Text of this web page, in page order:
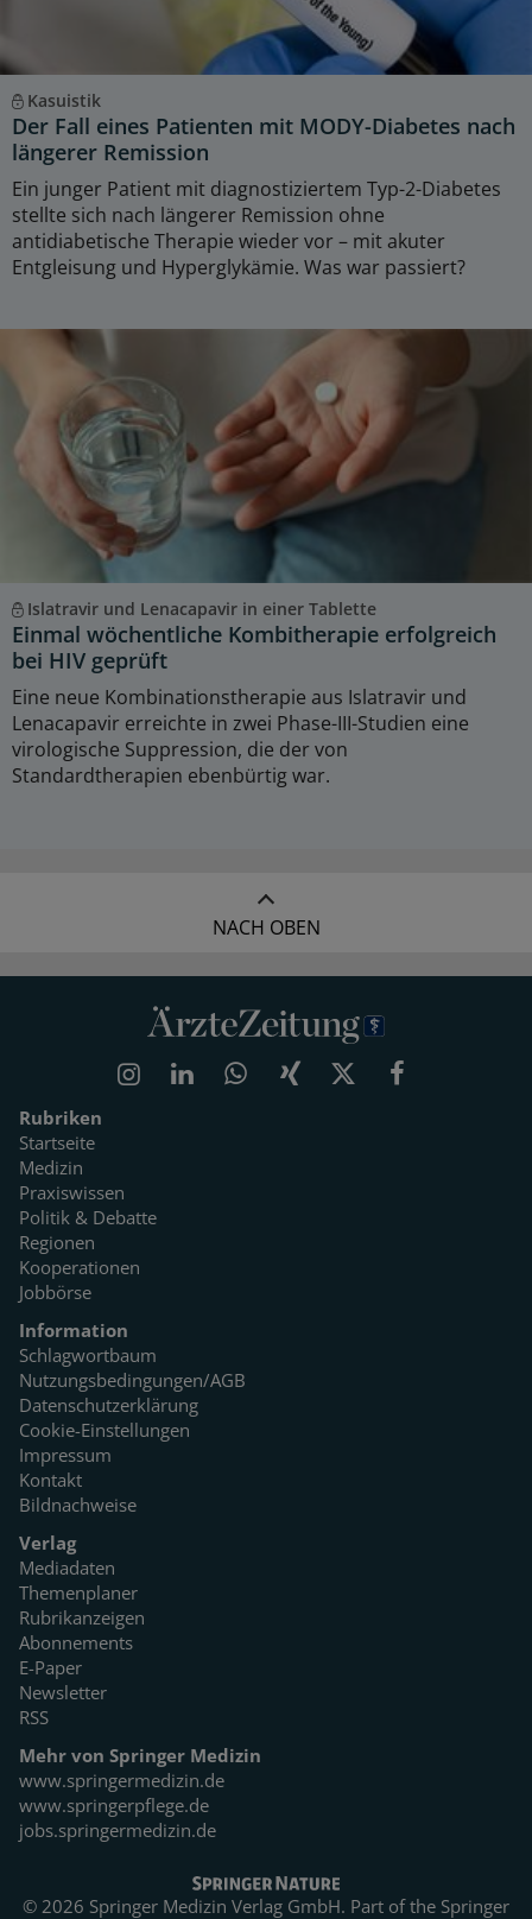
Kasuistik
Der Fall eines Patienten mit MODY-Diabetes nach
längerer Remission
Ein junger Patient mit diagnostiziertem Typ-2-Diabetes
stellte sich nach längerer Remission ohne
antidiabetische Therapie wieder vor – mit akuter
Entgleisung und Hyperglykämie. Was war passiert?
Islatravir und Lenacapavir in einer Tablette
Einmal wöchentliche Kombitherapie erfolgreich
bei HIV geprüft
Eine neue Kombinationstherapie aus Islatravir und
Lenacapavir erreichte in zwei Phase-III-Studien eine
virologische Suppression, die der von
Standardtherapien ebenbürtig war.
NACH OBEN
Rubriken
Startseite
Medizin
Praxiswissen
Politik & Debatte
Regionen
Kooperationen
Jobbörse
Information
Schlagwortbaum
Nutzungsbedingungen/AGB
Datenschutzerklärung
Cookie-Einstellungen
Impressum
Kontakt
Bildnachweise
Verlag
Mediadaten
Themenplaner
Rubrikanzeigen
Abonnements
E-Paper
Newsletter
RSS
Mehr von Springer Medizin
www.springermedizin.de
www.springerpflege.de
jobs.springermedizin.de
© 2026 Springer Medizin Verlag GmbH. Part of the Springer